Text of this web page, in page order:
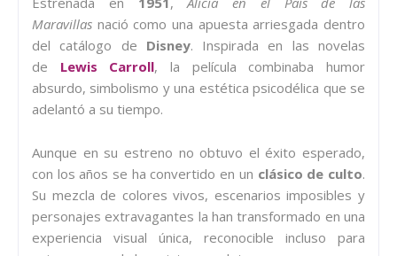
Maravillas nació como una apuesta arriesgada dentro
del catálogo de Disney. Inspirada en las novelas
de Lewis Carroll, la película combinaba humor
absurdo, simbolismo y una estética psicodélica que se
adelantó a su tiempo.
Aunque en su estreno no obtuvo el éxito esperado,
con los años se ha convertido en un clásico de culto.
Su mezcla de colores vivos, escenarios imposibles y
personajes extravagantes la han transformado en una
experiencia visual única, reconocible incluso para